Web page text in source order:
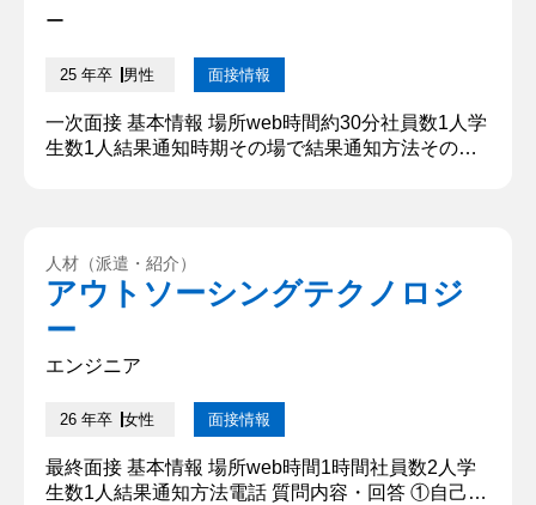
ー
25 年卒 男性 面接情報
一次面接 基本情報 場所web時間約30分社員数1人学
生数1人結果通知時期その場で結果通知方法その場
ください。 大学では農業や建築、環境、動物、力学
など幅広い分野を学んでいます。私が所属している
研究室では、主に...
人材（派遣・紹介）
アウトソーシングテクノロジ
ー
エンジニア
26 年卒 女性 面接情報
最終面接 基本情報 場所web時間1時間社員数2人学
生数1人結果通知方法電話 質問内容・回答 ①自己紹